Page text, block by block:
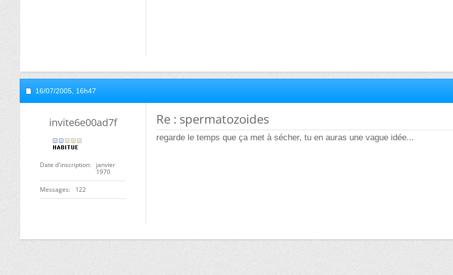
16/07/2005, 16h47
invite6e00ad7f
Date d'inscription
janvier
1970
Messages 122
Re : spermatozoides
regarde le temps que ça met à sécher, tu en auras une vague idée...